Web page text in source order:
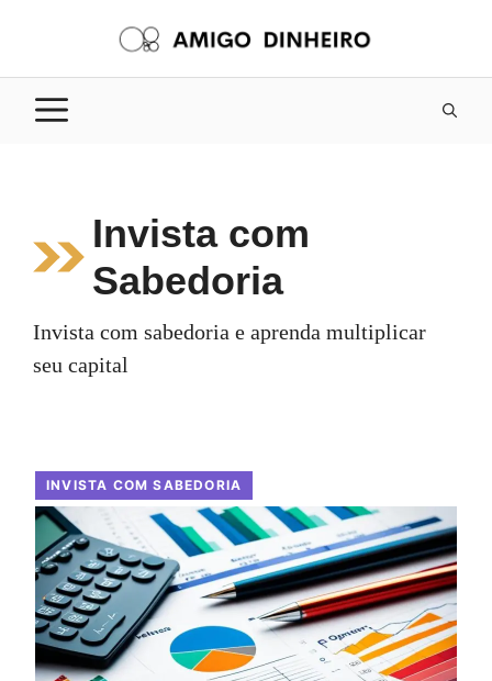
o
conteúdo
Invista com
Sabedoria
Invista com sabedoria e aprenda multiplicar
seu capital
INVISTA COM SABEDORIA